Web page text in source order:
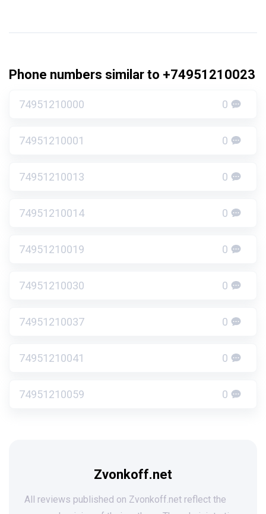
Phone numbers similar to +74951210023
74951210000 0
74951210001 0
74951210013 0
74951210014 0
74951210019 0
74951210030 0
74951210037 0
74951210041 0
74951210059 0
Zvonkoff.net
All reviews published on Zvonkoff.net reflect the